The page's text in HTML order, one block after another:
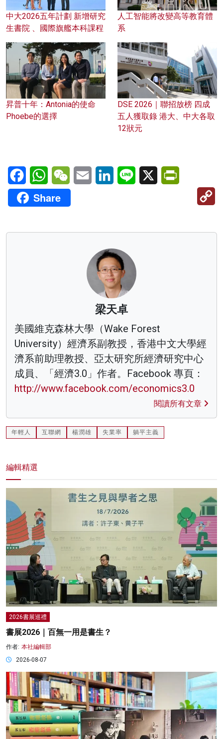
中大2026五年計劃 新增研究
生書院 、國際旗艦本科課程
人工智能將改變高等教育體
系
昇普十年：Antonia的使命
Phoebe的選擇
DSE 2026｜聯招放榜 四成
五人獲取錄 港大、中大各取
12狀元
FacebookWhatsAppWeChatEmail LinkedInLine X
Share
梁天卓
美國維克森林大學（Wake Forest
University）經濟系副教授，香港中文大學經
濟系前助理教授、亞太研究所經濟研究中心
成員、「經濟3.0」作者。Facebook 專頁：
http://www.facebook.com/economics3.0
閱讀所有文章
年輕人 互聯網 楊潤雄 失業率 躺平主義
編輯精選
2026書展巡禮
書展2026｜百無一用是書生？
作者: 本社編輯部
2026-08-07